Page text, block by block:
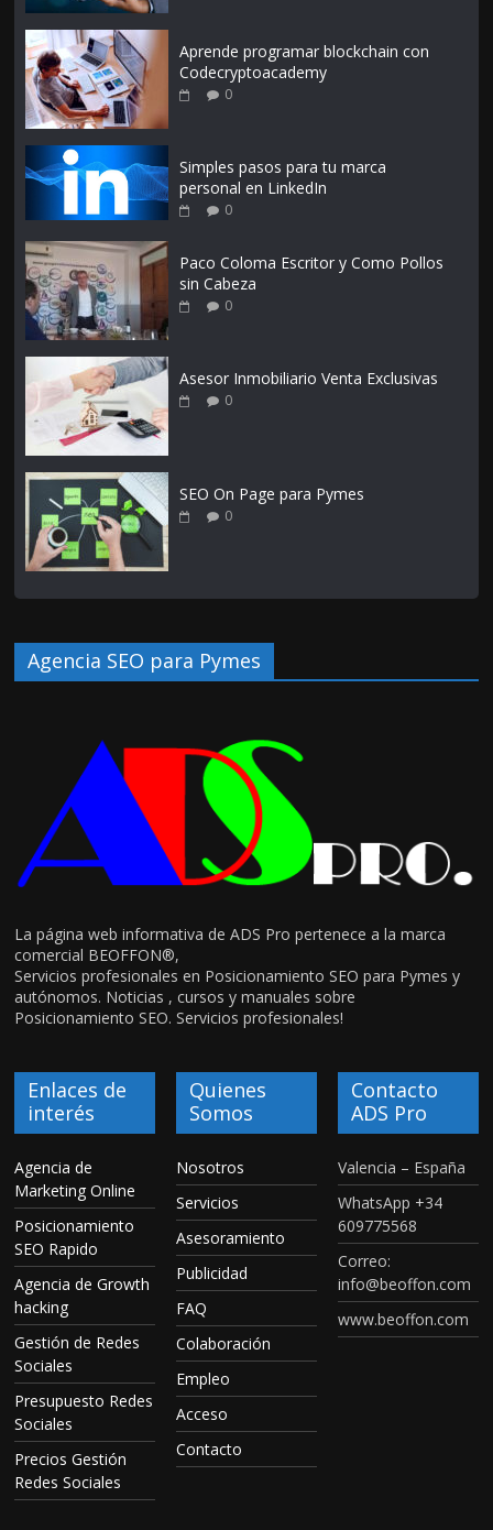
Aprende programar blockchain con
Codecryptoacademy
0
Simples pasos para tu marca
personal en LinkedIn
0
Paco Coloma Escritor y Como Pollos
sin Cabeza
0
Asesor Inmobiliario Venta Exclusivas
0
SEO On Page para Pymes
0
Agencia SEO para Pymes
La página web informativa de ADS Pro pertenece a la marca
comercial BEOFFON®,
Servicios profesionales en Posicionamiento SEO para Pymes y
autónomos. Noticias , cursos y manuales sobre
Posicionamiento SEO. Servicios profesionales!
Enlaces de
interés
Agencia de
Marketing Online
Posicionamiento
SEO Rapido
Agencia de Growth
hacking
Gestión de Redes
Sociales
Presupuesto Redes
Sociales
Precios Gestión
Redes Sociales
Quienes
Somos
Nosotros
Servicios
Asesoramiento
Publicidad
FAQ
Colaboración
Empleo
Acceso
Contacto
Contacto
ADS Pro
Valencia – España
WhatsApp +34
609775568
Correo:
info@beoffon.com
www.beoffon.com